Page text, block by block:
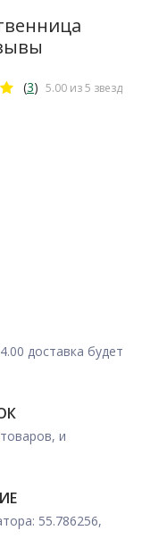
(3) 5.00 из 5 звезд
доставка будет
и
55.786256,